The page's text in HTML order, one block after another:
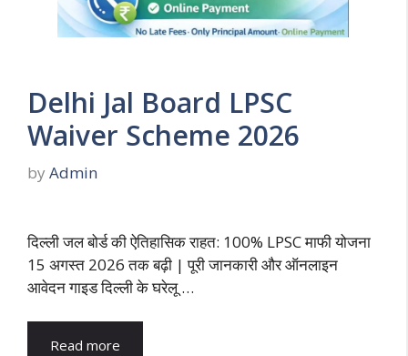
Delhi Jal Board LPSC
Waiver Scheme 2026
by Admin
दिल्ली जल बोर्ड की ऐतिहासिक राहत: 100% LPSC माफी योजना
15 अगस्त 2026 तक बढ़ी | पूरी जानकारी और ऑनलाइन
आवेदन गाइड दिल्ली के घरेलू …
Read more